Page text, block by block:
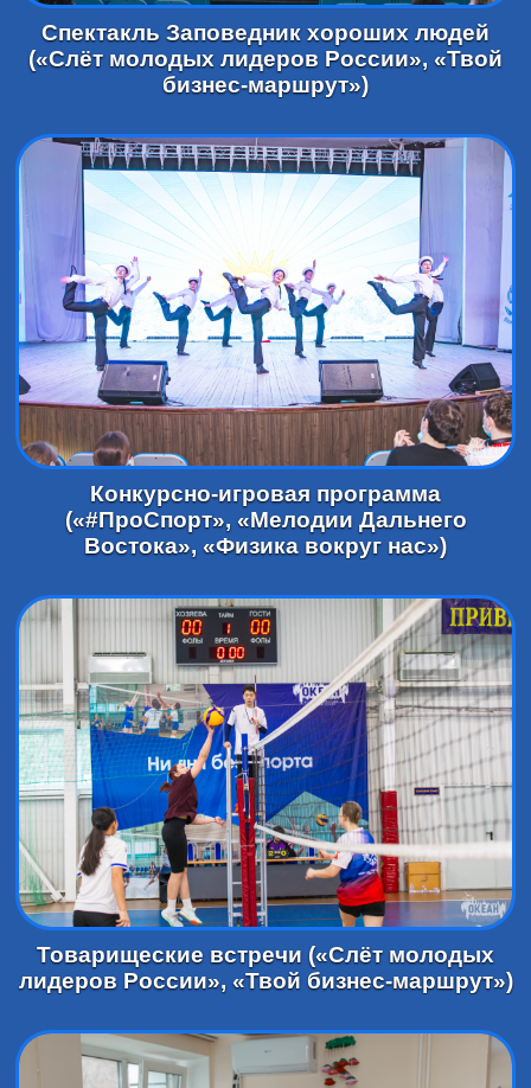
Спектакль Заповедник хороших людей
(«Слёт молодых лидеров России», «Твой
бизнес-маршрут»)
Конкурсно-игровая программа
(«#ПроСпорт», «Мелодии Дальнего
Востока», «Физика вокруг нас»)
Товарищеские встречи («Слёт молодых
лидеров России», «Твой бизнес-маршрут»)